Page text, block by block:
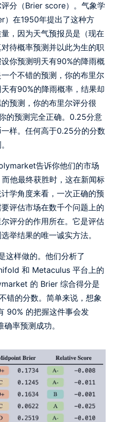
分（Brier score）。气象学
）在1950年提出了这种方
，因为天气预报员是（现在
待概率预测并以此为生的职
你预测明天有90%的降雨概
个不错的预测，你的布里尔
有90%的降雨概率，结果却
预测，你的布里尔评分很
的预测完全正确。0.25分意
样。任何高于0.25分的分数
告诉你他们的市场
他最终获胜时，这在新闻标
学角度来看，一次正确的预
评估市场在数千个问题上的
评分的作用所在。它是评估
举结果的唯一诚实方法。
这样做的。他们分析了
和 Metaculus 平台上的
的 Brier 综合得分是
错的分数。简单来说，想象
90% 的把握这件事会发
率预测成功。